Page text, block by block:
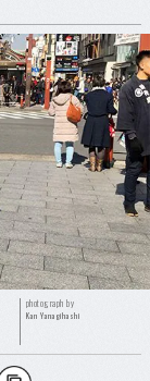
photograph by
Kan Yanagihashi